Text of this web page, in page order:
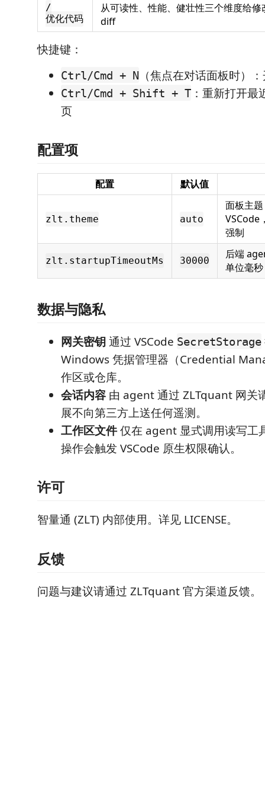
/
优化代码
从可读性、性能、健壮性三个维度给
diff
快捷键：
Ctrl/Cmd + N （焦点在对话面板时）
Ctrl/Cmd + Shift + T ：重新打开
页
配置项
配置 默认值
zlt.theme auto
面板主
VSCode
强制
zlt.startupTimeoutMs 30000
后端
单位毫秒
数据与隐私
网关密钥通过 VSCode SecretStorage
Windows 凭据管理器（Credential
作区或仓库。
会话内容 由 agent 通过 ZLTquant 网关
展不向第三方上送任何遥测。
工作区文件仅在 agent 显式调用读写工
操作会触发 VSCode 原生权限确认。
许可
智量通 (ZLT) 内部使用。详见 LICENSE。
反馈
问题与建议请通过 ZLTquant 官方渠道反馈。